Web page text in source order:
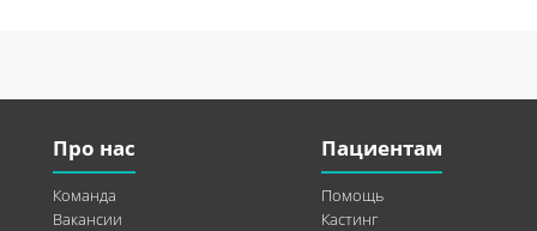
Про нас
Команда
Вакансии
Пациентам
Помощь
Кастинг